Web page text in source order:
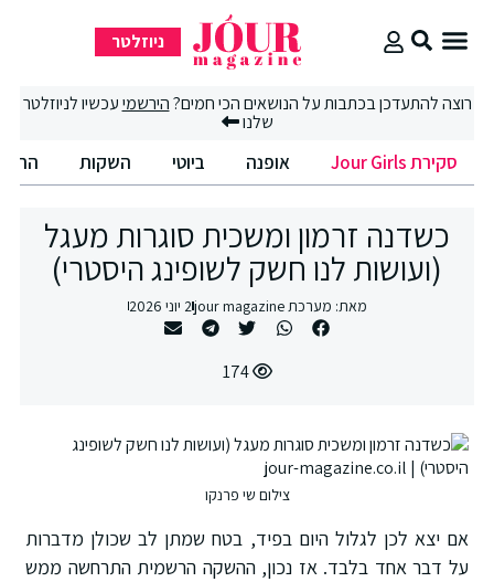
ניוזלטר
רוצה להתעדכן בכתבות על הנושאים הכי חמים?הירשמיעכשיו לניוזלטר
שלנו
סקירת Jour Girls אופנה ביוטי השקות החיים
כשדנה זרמון ומשכית סוגרות מעגל
(ועושות לנו חשק לשופינג היסטרי)
מאת:מערכת jour magazine 2 יוני 2026
174
צילום שי פרנקו
אם יצא לכן לגלול היום בפיד, בטח שמתן לב שכולן מדברות
על דבר אחד בלבד. אז נכון, ההשקה הרשמית התרחשה ממש